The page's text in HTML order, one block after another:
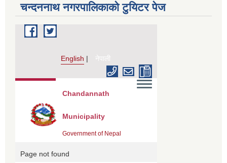
चन्दननाथ नगरपालिकाको टुयिटर पेज